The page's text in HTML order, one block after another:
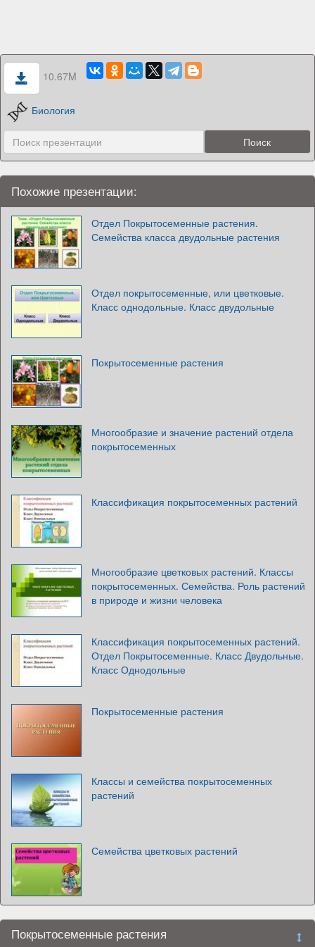
10.67M
Биология
Похожие презентации:
Отдел Покрытосеменные растения.
Семейства класса двудольные растения
Отдел покрытосеменные, или цветковые.
Класс однодольные. Класс двудольные
Покрытосеменные растения
Многообразие и значение растений отдела
покрытосеменных
Классификация покрытосеменных растений
Многообразие цветковых растений. Классы
покрытосеменных. Семейства. Роль растений
в природе и жизни человека
Классификация покрытосеменных растений.
Отдел Покрытосеменные. Класс Двудольные.
Класс Однодольные
Покрытосеменные растения
Классы и семейства покрытосеменных
растений
Семейства цветковых растений
Покрытосеменные растения